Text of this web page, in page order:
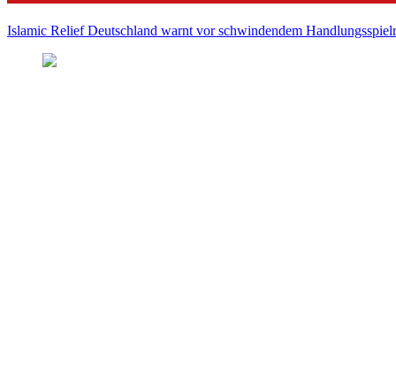
Islamic Relief Deutschland warnt vor schwindendem